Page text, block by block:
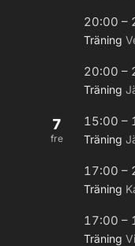
20:00 –
Träning
20:00 –
Träning
7
fre
15:00 –
Träning
17:00 –
Träning
17:00 –
Träning